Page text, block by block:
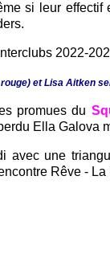
si leur
et Lisa Aitken
promues du
Ella Galova
avec une
Rêve -